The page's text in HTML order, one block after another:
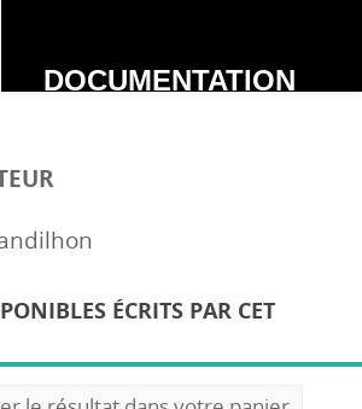
DOCUMENTATION
ÉCRITS PAR CET